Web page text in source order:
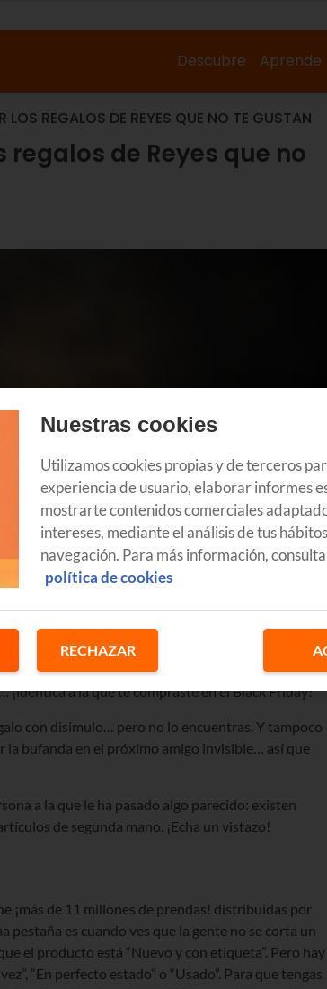
Descubre Aprende
LOS REGALOS DE REYES QUE NO TE GUSTAN
de Reyes que no
tecnológicocon el que llevas semanas soñando. O
veces durante estos días… pero no. Arrancas el
a la que te compraste en el Black Friday!
con disimulo… pero no lo encuentras. Y tampoco
la bufanda en el próximo amigo invisible… así que
a la que le ha pasado algo parecido: existen
de segunda mano. ¡Echa un vistazo!
¡más de 11 millones de prendas! distribuidas por
es cuando ves que la gente no se corta un
el producto está “Nuevo y con etiqueta”. Pero hay
“En perfecto estado” o “Usado”. Para que tengas
Nuestras cookies
Utilizamos cookies propias y de terceros
experiencia de usuario, elaborar informes
mostrarte contenidos comerciales
intereses, mediante el análisis de tus
navegación. Para más información,
política de cookies
RECHAZAR